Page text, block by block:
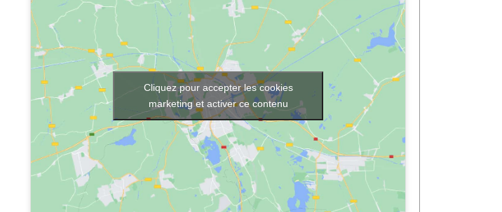
Cliquez pour accepter les cookies
marketing et activer ce contenu